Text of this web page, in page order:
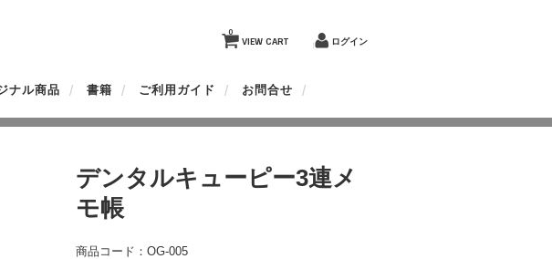
VIEW CART
0
ログイン
ナル商品 書籍 ご利用ガイド お問合せ
デンタルキューピー3連メ
モ帳
商品コード：OG-005